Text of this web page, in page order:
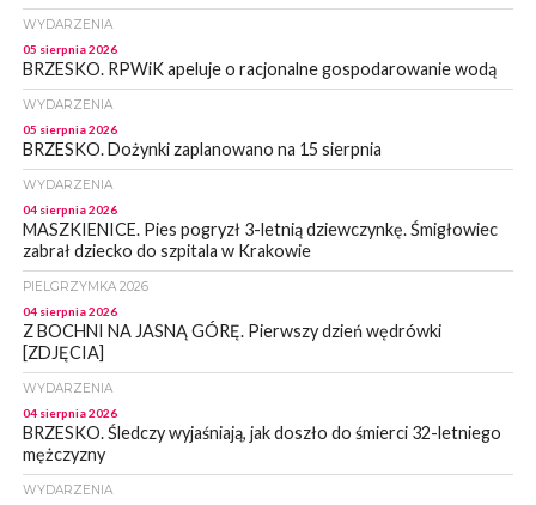
WYDARZENIA
05 sierpnia 2026
BRZESKO. RPWiK apeluje o racjonalne gospodarowanie wodą
WYDARZENIA
05 sierpnia 2026
BRZESKO. Dożynki zaplanowano na 15 sierpnia
WYDARZENIA
04 sierpnia 2026
MASZKIENICE. Pies pogryzł 3-letnią dziewczynkę. Śmigłowiec
zabrał dziecko do szpitala w Krakowie
PIELGRZYMKA 2026
04 sierpnia 2026
Z BOCHNI NA JASNĄ GÓRĘ. Pierwszy dzień wędrówki
[ZDJĘCIA]
WYDARZENIA
04 sierpnia 2026
BRZESKO. Śledczy wyjaśniają, jak doszło do śmierci 32-letniego
mężczyzny
WYDARZENIA